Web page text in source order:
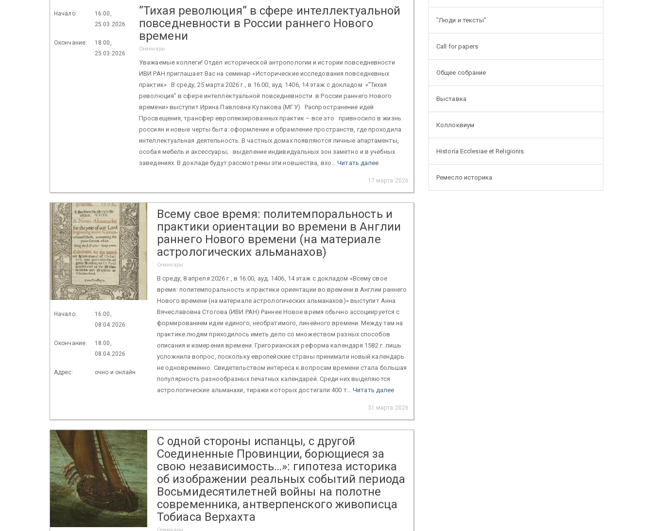
Начало:
16:00,
25.03.2026
Окончание:
18:00,
25.03.2026
”Тихая революция” в сфере интеллектуальной
повседневности в России раннего Нового
времени
Семинары
Уважаемые коллеги! Отдел исторической антропологии и истории повседневности
ИВИ РАН приглашает Вас на семинар «Исторические исследования повседневных
практик» В среду, 25 марта 2026 г., в 16.00, ауд. 1406, 14 этаж с докладом «”Тихая
революция” в сфере интеллектуальной повседневности в России раннего Нового
времени» выступит Ирина Павловна Кулакова (МГУ) Распространение идей
Просвещения, трансфер европеизированных практик – все это привносило в жизнь
россиян и новые черты быта: оформление и обрамление пространств, где проходила
интеллектуальная деятельность. В частных домах появляются личные апартаменты,
особая мебель и аксессуары; выделение индивидуальных зон заметно и в учебных
заведениях. В докладе будут рассмотрены эти новшества, вхо...Читать далее
17 марта 2026
Начало:
16:00,
08.04.2026
Окончание:
18:00,
08.04.2026
Адрес: очно и онлайн
Всему свое время: политемпоральность и
практики ориентации во времени в Англии
раннего Нового времени (на материале
астрологических альманахов)
Семинары
В среду, 8 апреля 2026 г., в 16.00, ауд. 1406, 14 этаж с докладом «Всему свое
время: политемпоральность и практики ориентации во времени в Англии раннего
Нового времени (на материале астрологических альманахов)» выступит Анна
Вячеславовна Стогова (ИВИ РАН) Раннее Новое время обычно ассоциируется с
формированием идеи единого, необратимого, линейного времени. Между там на
практике людям приходилось иметь дело со множеством разных способов
описания и измерения времени. Григорианская реформа календаря 1582 г. лишь
усложнила вопрос, поскольку европейские страны принимали новый календарь
не одновременно. Свидетельством интереса к вопросам времени стала большая
популярность разнообразных печатных календарей. Среди них выделяются
астрологические альманахи, тиражи которых достигали 400 т...Читать далее
31 марта 2026
С одной стороны испанцы, с другой
Соединенные Провинции, борющиеся за
свою независимость…»: гипотеза историка
об изображении реальных событий периода
Восьмидесятилетней войны на полотне
современника, антверпенского живописца
Тобиаса Верхахта
Семинары
"Люди и тексты"
Call for papers
Общее собрание
Выставка
Коллоквиум
Historia Ecclesiae et Religionis
Ремесло историка